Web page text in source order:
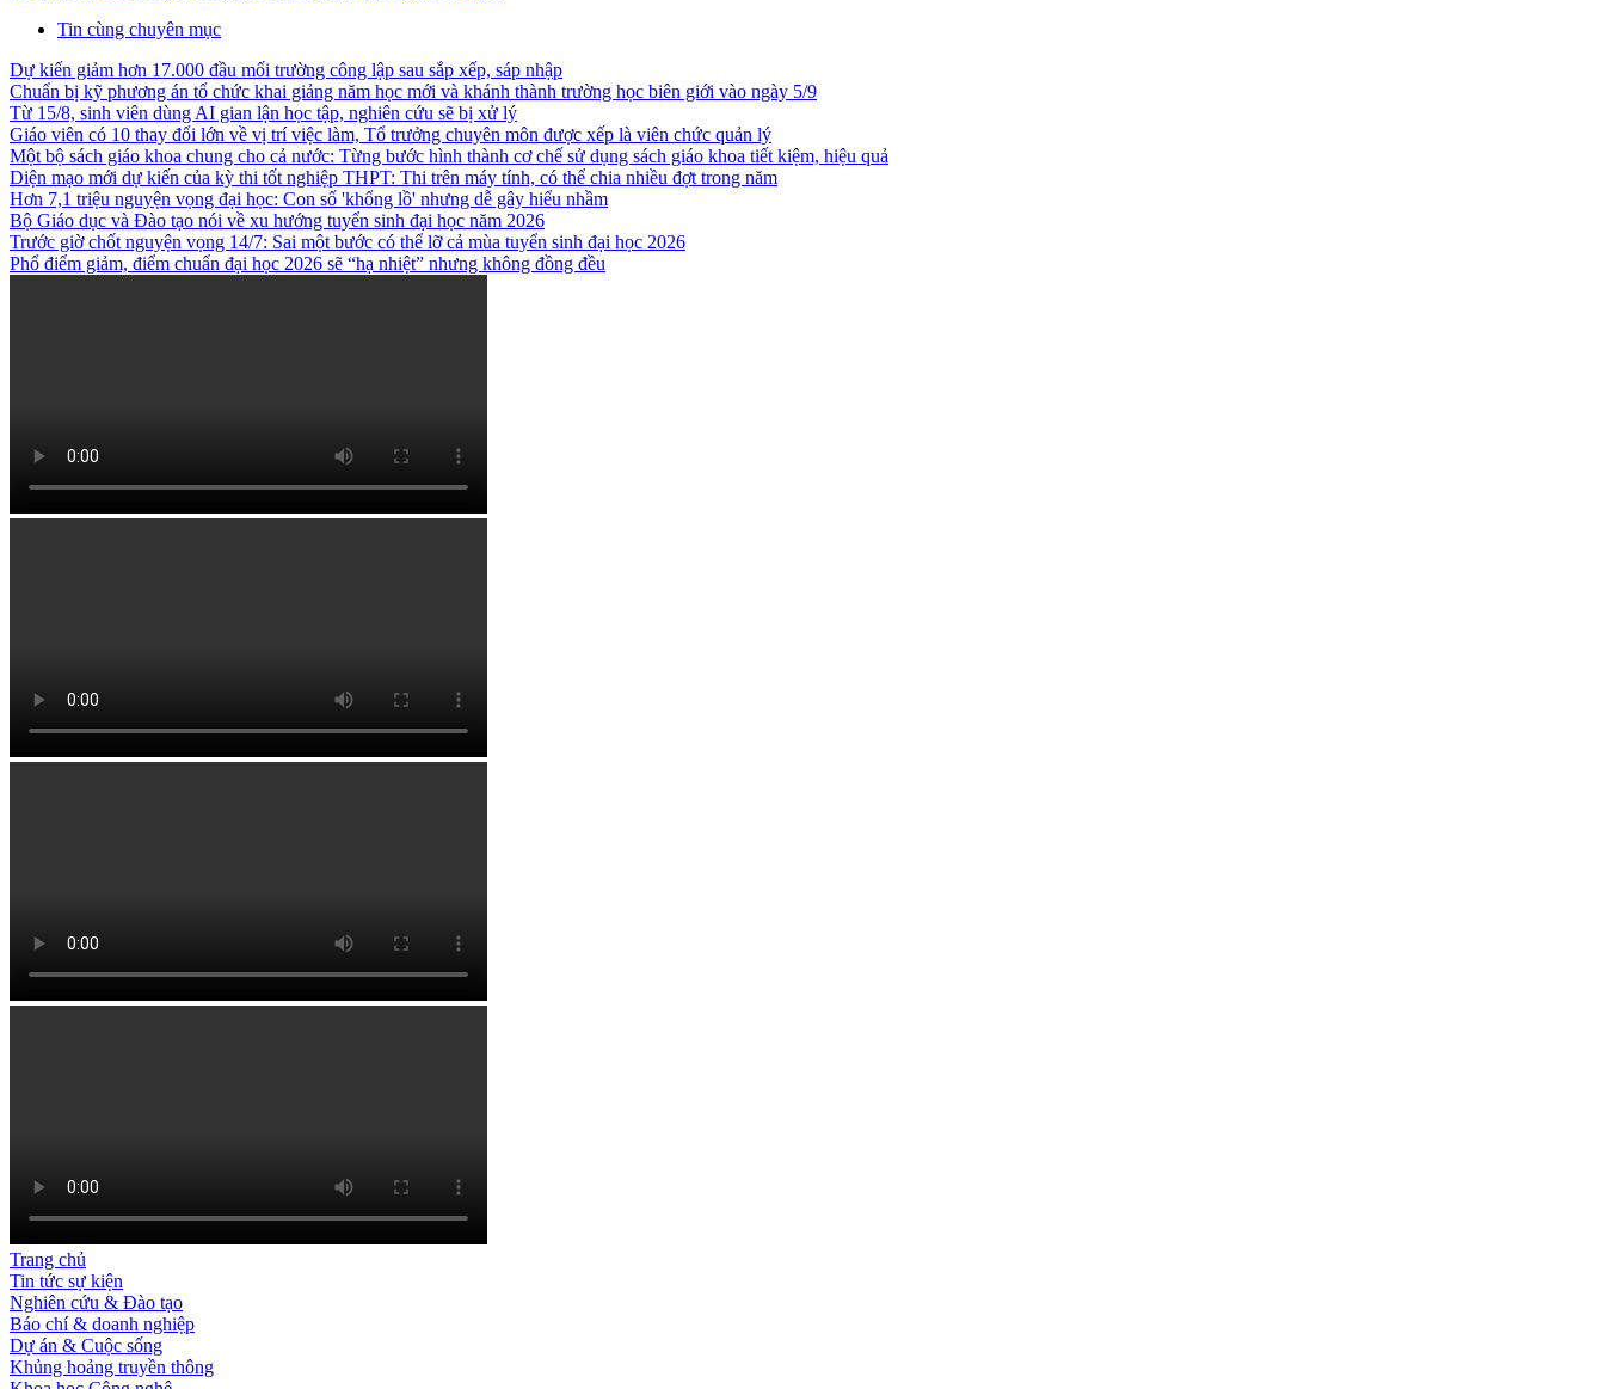
Tin cùng chuyên mục
Dự kiến giảm hơn 17.000 đầu mối trường công lập sau sắp xếp, sáp nhập
Chuẩn bị kỹ phương án tổ chức khai giảng năm học mới và khánh thành trường học biên giới vào ngày 5/9
Từ 15/8, sinh viên dùng AI gian lận học tập, nghiên cứu sẽ bị xử lý
Giáo viên có 10 thay đổi lớn về vị trí việc làm, Tổ trưởng chuyên môn được xếp là viên chức quản lý
Một bộ sách giáo khoa chung cho cả nước: Từng bước hình thành cơ chế sử dụng sách giáo khoa tiết kiệm, hiệu quả
Diện mạo mới dự kiến của kỳ thi tốt nghiệp THPT: Thi trên máy tính, có thể chia nhiều đợt trong năm
Hơn 7,1 triệu nguyện vọng đại học: Con số 'khổng lồ' nhưng dễ gây hiểu nhầm
Bộ Giáo dục và Đào tạo nói về xu hướng tuyển sinh đại học năm 2026
Trước giờ chốt nguyện vọng 14/7: Sai một bước có thể lỡ cả mùa tuyển sinh đại học 2026
Phổ điểm giảm, điểm chuẩn đại học 2026 sẽ “hạ nhiệt” nhưng không đồng đều
Trang chủ
Tin tức sự kiện
Nghiên cứu & Đào tạo
Báo chí & doanh nghiệp
Dự án & Cuộc sống
Khủng hoảng truyền thông